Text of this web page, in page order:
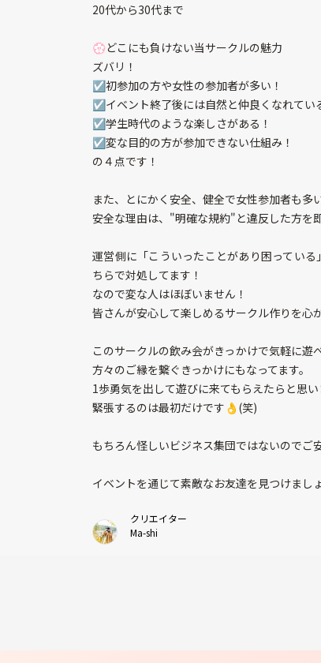
20代から30代まで
💮どこにも負けない当サークルの魅力
ズバリ！
☑️初参加の方や女性の参加者が多い！
☑️イベント終了後には自然と仲良くなれてい
☑️学生時代のような楽しさがある！
☑️変な目的の方が参加できない仕組み！
の４点です！
また、とにかく安全、健全で女性参加者も多
安全な理由は、"明確な規約"と違反した方を
運営側に「こういったことがあり困ってい
ちらで対処してます！
なので変な人はほぼいません！
皆さんが安心して楽しめるサークル作りを心
このサークルの飲み会がきっかけで気軽に
方々のご縁を繋ぐきっかけにもなってます。
1歩勇気を出して遊びに来てもらえたらと思い
緊張するのは最初だけです👌(笑)
もちろん怪しいビジネス集団ではないのでご
イベントを通じて素敵なお友達を見つけまし
クリエイター
Ma-shi